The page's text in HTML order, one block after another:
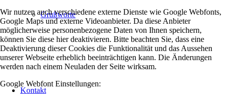
Grußworte
Kontakt
Wir nutzen auch verschiedene externe Dienste wie Google Webfonts,
Google Maps und externe Videoanbieter. Da diese Anbieter
möglicherweise personenbezogene Daten von Ihnen speichern,
können Sie diese hier deaktivieren. Bitte beachten Sie, dass eine
Deaktivierung dieser Cookies die Funktionalität und das Aussehen
unserer Webseite erheblich beeinträchtigen kann. Die Änderungen
werden nach einem Neuladen der Seite wirksam.
Google Webfont Einstellungen: